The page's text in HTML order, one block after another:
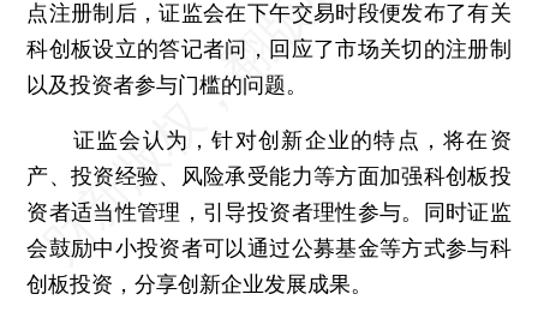
点注册制后，证监会在下午交易时段便发布了有关
科创板设立的答记者问，回应了市场关切的注册制
以及投资者参与门槛的问题。
证监会认为，针对创新企业的特点，将在资
产、投资经验、风险承受能力等方面加强科创板投
资者适当性管理，引导投资者理性参与。同时证监
会鼓励中小投资者可以通过公募基金等方式参与科
创板投资，分享创新企业发展成果。